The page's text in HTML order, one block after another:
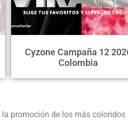
Cyzone Campaña 12
Colombia
promoción de los más